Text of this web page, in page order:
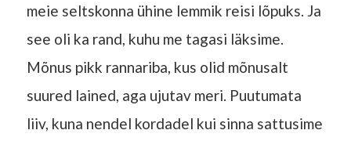
meie seltskonna ühine lemmik reisi lõpuks. Ja
see oli ka rand, kuhu me tagasi läksime.
Mõnus pikk rannariba, kus olid mõnusalt
suured lained, aga ujutav meri. Puutumata
liiv, kuna nendel kordadel kui sinna sattusime